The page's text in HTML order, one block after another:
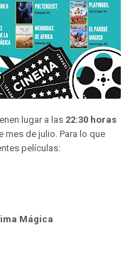
lugar a las 22:30 horas
mes de julio. Para lo que
películas:
Mágica